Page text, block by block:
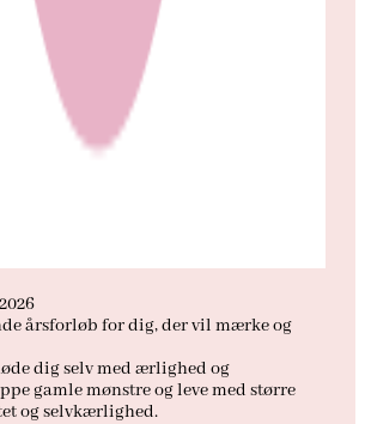
årsforløb for dig, der vil mærke og
dig selv med ærlighed og
gamle mønstre og leve med større
og selvkærlighed.